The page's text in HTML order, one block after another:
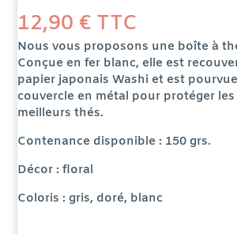
12,90 € TTC
Nous vous proposons une boîte à
Conçue en fer blanc, elle est
papier japonais Washi et est
couvercle en métal pour protéger
meilleurs thés.
Contenance disponible : 150 grs.
Décor : floral
Coloris : gris, doré, blanc